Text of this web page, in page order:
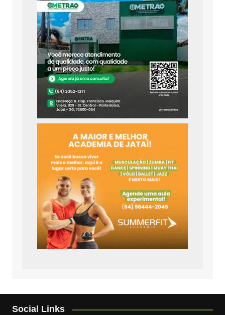
Social Links